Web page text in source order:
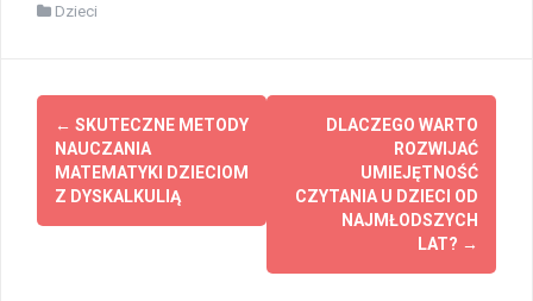
Dzieci
Post
navigation
← SKUTECZNE METODY
NAUCZANIA
MATEMATYKI DZIECIOM
Z DYSKALKULIĄ
DLACZEGO WARTO
ROZWIJAĆ
UMIEJĘTNOŚĆ
CZYTANIA U DZIECI OD
NAJMŁODSZYCH
LAT? →